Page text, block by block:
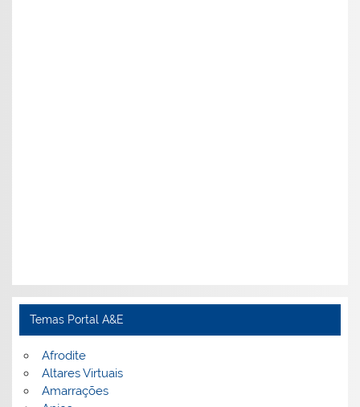
Temas Portal A&E
Afrodite
Altares Virtuais
Amarrações